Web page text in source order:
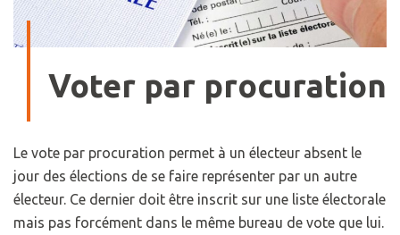
Voter par procuration
Le vote par procuration permet à un électeur absent le
jour des élections de se faire représenter par un autre
électeur. Ce dernier doit être inscrit sur une liste électorale
mais pas forcément dans le même bureau de vote que lui.